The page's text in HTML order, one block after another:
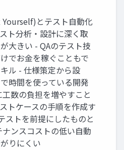
とテスト自動化
ト分析・設計に深く取
大きい - QAのテスト技
でお金を稼ぐこともで
ル - 仕様策定から設
時間を使っている開発
数の負担を増やすこと
トケースの手順を作成す
ストを前提にしたものと
ンスコストの低い自動
りにくい